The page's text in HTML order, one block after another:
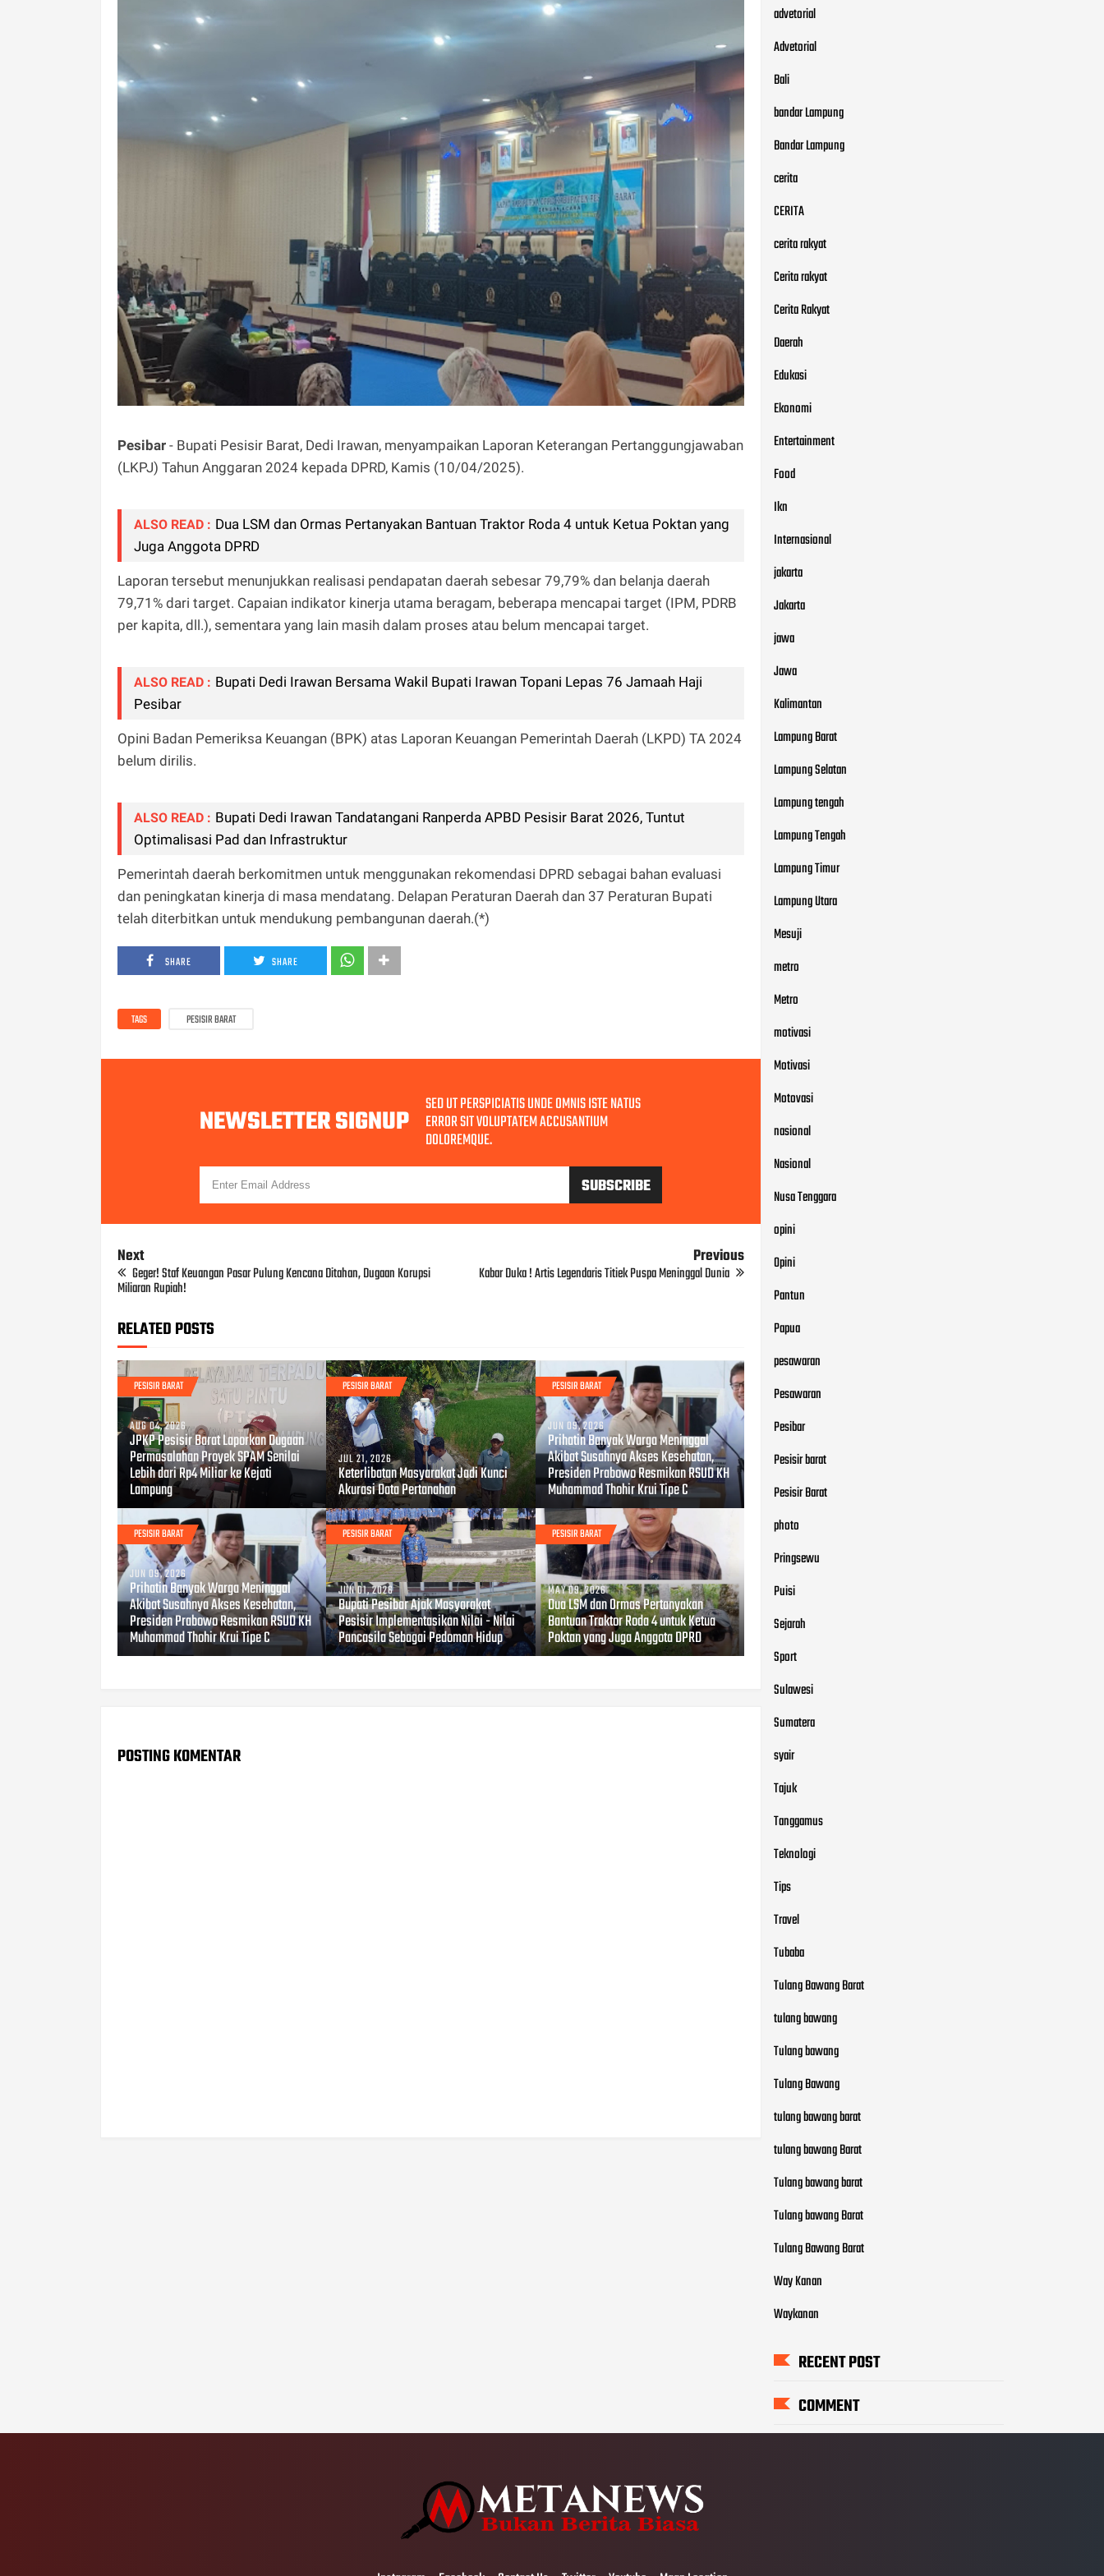
Pesibar - Bupati Pesisir Barat, Dedi Irawan, menyampaikan Laporan Keterangan Pertanggungjawaban
(LKPJ) Tahun Anggaran 2024 kepada DPRD, Kamis (10/04/2025).
ALSO READ : Dua LSM dan Ormas Pertanyakan Bantuan Traktor Roda 4 untuk Ketua Poktan yang
Juga Anggota DPRD
Laporan tersebut menunjukkan realisasi pendapatan daerah sebesar 79,79% dan belanja daerah
79,71% dari target. Capaian indikator kinerja utama beragam, beberapa mencapai target (IPM, PDRB
per kapita, dll.), sementara yang lain masih dalam proses atau belum mencapai target.
ALSO READ : Bupati Dedi Irawan Bersama Wakil Bupati Irawan Topani Lepas 76 Jamaah Haji
Pesibar
Opini Badan Pemeriksa Keuangan (BPK) atas Laporan Keuangan Pemerintah Daerah (LKPD) TA 2024
belum dirilis.
ALSO READ : Bupati Dedi Irawan Tandatangani Ranperda APBD Pesisir Barat 2026, Tuntut
Optimalisasi Pad dan Infrastruktur
Pemerintah daerah berkomitmen untuk menggunakan rekomendasi DPRD sebagai bahan evaluasi
dan peningkatan kinerja di masa mendatang. Delapan Peraturan Daerah dan 37 Peraturan Bupati
telah diterbitkan untuk mendukung pembangunan daerah.(*)
SHARE SHARE
TAGS PESISIR BARAT
NEWSLETTER SIGNUP SED UT PERSPICIATIS UNDE OMNIS ISTE NATUS
ERROR SIT VOLUPTATEM ACCUSANTIUM
DOLOREMQUE.
Next
Geger! Staf Keuangan Pasar Pulung Kencana Ditahan, Dugaan Korupsi
Miliaran Rupiah!
Previous
Kabar Duka ! Artis Legendaris Titiek Puspa Meninggal Dunia
RELATED POSTS
PESISIR BARAT
AUG 04, 2026
JPKP Pesisir Barat Laporkan Dugaan
Permasalahan Proyek SPAM Senilai
Lebih dari Rp4 Miliar ke Kejati
Lampung
PESISIR BARAT
JUL 21, 2026
Keterlibatan Masyarakat Jadi Kunci
Akurasi Data Pertanahan
PESISIR BARAT
JUN 09, 2026
Prihatin Banyak Warga Meninggal
Akibat Susahnya Akses Kesehatan,
Presiden Prabowo Resmikan RSUD KH
Muhammad Thohir Krui Tipe C
PESISIR BARAT
JUN 09, 2026
Prihatin Banyak Warga Meninggal
Akibat Susahnya Akses Kesehatan,
Presiden Prabowo Resmikan RSUD KH
Muhammad Thohir Krui Tipe C
PESISIR BARAT
JUN 01, 2026
Bupati Pesibar Ajak Masyarakat
Pesisir Implementasikan Nilai - Nilai
Pancasila Sebagai Pedoman Hidup
PESISIR BARAT
MAY 09, 2026
Dua LSM dan Ormas Pertanyakan
Bantuan Traktor Roda 4 untuk Ketua
Poktan yang Juga Anggota DPRD
POSTING KOMENTAR
advetorial
Advetorial
Bali
bandar Lampung
Bandar Lampung
cerita
CERITA
cerita rakyat
Cerita rakyat
Cerita Rakyat
Daerah
Edukasi
Ekonomi
Entertainment
Food
Ikn
Internasional
jakarta
Jakarta
jawa
Jawa
Kalimantan
Lampung Barat
Lampung Selatan
Lampung tengah
Lampung Tengah
Lampung Timur
Lampung Utara
Mesuji
metro
Metro
motivasi
Motivasi
Motovasi
nasional
Nasional
Nusa Tenggara
opini
Opini
Pantun
Papua
pesawaran
Pesawaran
Pesibar
Pesisir barat
Pesisir Barat
photo
Pringsewu
Puisi
Sejarah
Sport
Sulawesi
Sumatera
syair
Tajuk
Tanggamus
Teknologi
Tips
Travel
Tubaba
Tulang Bawang Barat
tulang bawang
Tulang bawang
Tulang Bawang
tulang bawang barat
tulang bawang Barat
Tulang bawang barat
Tulang bawang Barat
Tulang Bawang Barat
Way Kanan
Waykanan
RECENT POST
COMMENT